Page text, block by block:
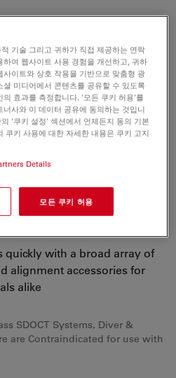
images. The Envisu
allow you to:
with stunning full-volume
resolution
with high signal-to-
Bioptigen-engineered VHR,
longitudinal studies capturing
best-in-class optical
quickly with a broad array of
alignment accessories for
alike
SDOCT Systems, Diver &
are Contraindicated for use with
기술 그리고 귀하가 직접 제공하는 연락
여 웹사이트 사용 경험을 개선하고, 귀하
이트와 상호 작용을 기반으로 맞춤형 광
미디어에서 콘텐츠를 공유할 수 있도록
효과를 측정합니다. '모든 쿠키 허용'를
사와 이 데이터 공유에 동의하는 것입니
'쿠키 설정' 섹션에서 언제든지 동의 기본
쿠키 사용에 대한 자세한 내용은 쿠키 고지
Details
모든 쿠키 허용